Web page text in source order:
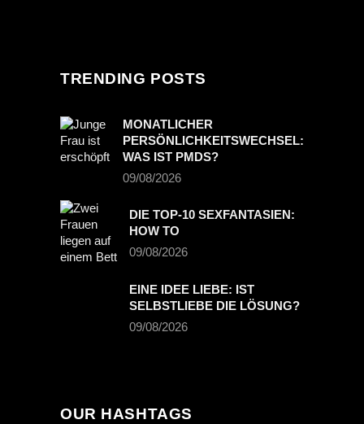
TRENDING POSTS
MONATLICHER
PERSÖNLICHKEITSWECHSEL:
WAS IST PMDS?
09/08/2026
DIE TOP-10 SEXFANTASIEN:
HOW TO
09/08/2026
EINE IDEE LIEBE: IST
SELBSTLIEBE DIE LÖSUNG?
09/08/2026
OUR HASHTAGS